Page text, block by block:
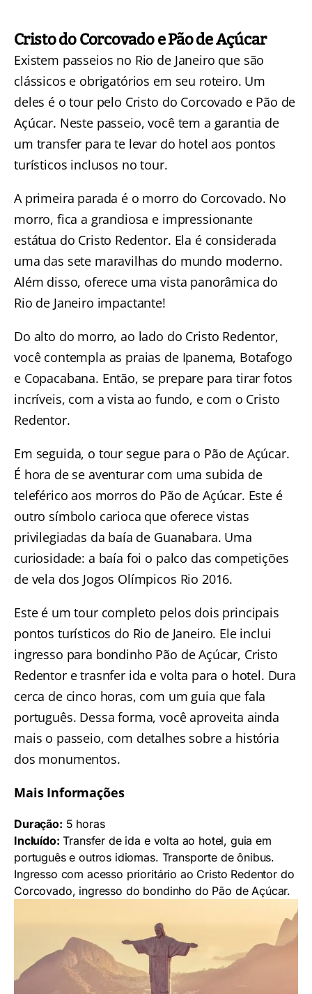
Cristo do Corcovado e Pão de Açúcar
Existem passeios no Rio de Janeiro que são
clássicos e obrigatórios em seu roteiro. Um
deles é o tour pelo Cristo do Corcovado e Pão de
Açúcar. Neste passeio, você tem a garantia de
um transfer para te levar do hotel aos pontos
turísticos inclusos no tour.
A primeira parada é o morro do Corcovado. No
morro, fica a grandiosa e impressionante
estátua do Cristo Redentor. Ela é considerada
uma das sete maravilhas do mundo moderno.
Além disso, oferece uma vista panorâmica do
Rio de Janeiro impactante!
Do alto do morro, ao lado do Cristo Redentor,
você contempla as praias de Ipanema, Botafogo
e Copacabana. Então, se prepare para tirar fotos
incríveis, com a vista ao fundo, e com o Cristo
Redentor.
Em seguida, o tour segue para o Pão de Açúcar.
É hora de se aventurar com uma subida de
teleférico aos morros do Pão de Açúcar. Este é
outro símbolo carioca que oferece vistas
privilegiadas da baía de Guanabara. Uma
curiosidade: a baía foi o palco das competições
de vela dos Jogos Olímpicos Rio 2016.
Este é umtour completo pelos dois principais
pontos turísticos do Rio de Janeiro. Ele inclui
ingresso para bondinho Pão de Açúcar, Cristo
Redentor e trasnfer ida e volta para o hotel. Dura
cerca de cinco horas, com um guia que fala
português. Dessa forma, você aproveita ainda
mais o passeio, com detalhes sobre a história
dos monumentos.
Mais Informações
Duração: 5 horas
Incluído: Transfer de ida e volta ao hotel, guia em
português e outros idiomas. Transporte de ônibus.
Ingresso com acesso prioritário ao Cristo Redentor do
Corcovado, ingresso do bondinho do Pão de Açúcar.